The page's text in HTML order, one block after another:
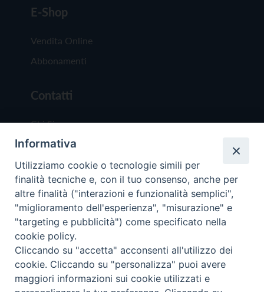
E-Shop
Vendita Online
Abbonamenti
Contatti
Chi Siamo
Redazione
Scrivici
Copyright © 2019 - Tutti i diritti riservati - Vita
Trentina Editrice
Privacy Policy
Informativa
Utilizziamo cookie o tecnologie simili per
finalità tecniche e, con il tuo consenso, anche per
altre finalità ("interazioni e funzionalità semplici",
"miglioramento dell'esperienza", "misurazione" e
"targeting e pubblicità") come specificato nella
cookie policy.
Cliccando su "accetta" acconsenti all'utilizzo dei
cookie. Cliccando su "personalizza" puoi avere
maggiori informazioni sui cookie utilizzati e